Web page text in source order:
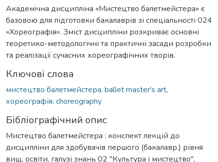
Академічна дисципліна «Мистецтво балетмейстера» є
базовою для підготовки бакалаврів зі спеціальності 024
«Хореографія». Зміст дисципліни розкриває основні
теоретико-методологічні та практичні засади розробки
та реалізації сучасних хореографічних творів.
Ключові слова
мистецтво балетмейстера, ballet master's art,
хореографія, choreography
Бібліографічний опис
Мистецтво балетмейстера : конспект лекцій до
дисципліни для здобувачів першого (бакалавр.) рівня
вищ. освіти, галузі знань 02 "Культура і мистецтво",